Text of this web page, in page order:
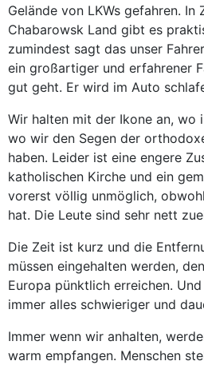
Gelände von LKWs gefahren. In
Chabarowsk Land gibt es
zumindest sagt das unser
ein großartiger und erfahrener
gut geht. Er wird im Auto
Wir halten mit der Ikone an, wo
wo wir den Segen der
haben. Leider ist eine engere
katholischen Kirche und ein
vorerst völlig unmöglich,
hat. Die Leute sind sehr nett
Die Zeit ist kurz und die
müssen eingehalten werden,
Europa pünktlich erreichen.
immer alles schwieriger und
Immer wenn wir anhalten,
warm empfangen. Menschen